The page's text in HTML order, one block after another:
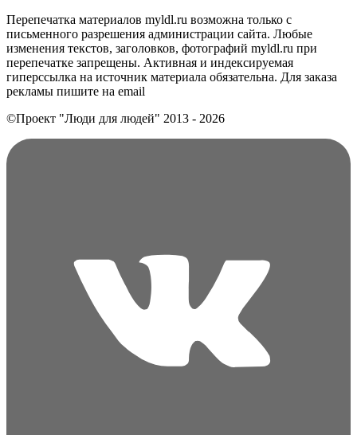
Перепечатка материалов myldl.ru возможна только с
письменного разрешения администрации сайта. Любые
изменения текстов, заголовков, фотографий myldl.ru при
перепечатке запрещены. Активная и индексируемая
гиперссылка на источник материала обязательна. Для заказа
рекламы пишите на еmail
©Проект "Люди для людей" 2013 - 2026